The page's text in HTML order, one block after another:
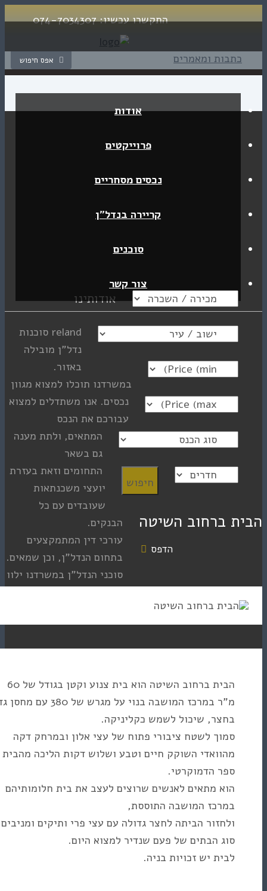
התקשרו עכשיו:074-7034307
אודות
נכסים מסחריים
קריירה בנדל”ן
השיטה
הבית ברחוב השיטה הוא בית צנוע וקטן בגודל של 60
מ”ר במרכז המושבה בנוי על מגרש של 380 עם מחסן גדול
שיכול לשמש כקליניקה.
ציבורי פתוח של עצי אלון ובמרחק דקה
השוקק חיים וטבע ושלוש דקות הליכה מהבית
לאנשים שרוצים לעצב את בית חלומותיהם
המושבה התוססת,
הביתה לחצר גדולה עם עצי פרי ותיקים ומניבים.
של פעם שנדיר למצוא היום.
זכויות בניה.
אודותינו
reland סוכנות
נדל”ן מובילה
במשרדנו תוכלו למצוא מגוון
נכסים. אנו משתדלים למצוא
עבורכם את הנכס
המתאים, ולתת מענה
התחומים וזאת בעזרת
יועצי משכנתאות
שעובדים עם כל
הבנקים.
עורכי דין המתמקצעים
בתחום הנדל”ן, וכן שמאים.
סוכני הנדל”ן במשרדנו ילוו